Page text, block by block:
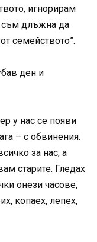
игнорирам
съм длъжна да
семейството”.
ден и
у нас се появи
– с обвинения.
за нас, а
старите. Гледах
онези часове,
копаех, лепех,